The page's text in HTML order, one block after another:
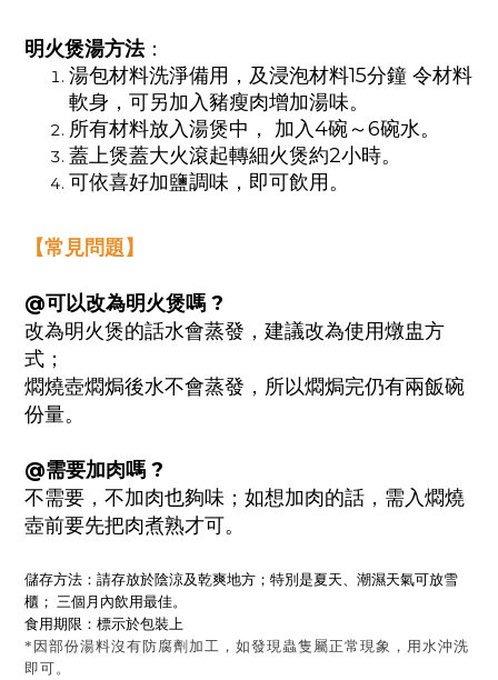
明火煲湯方法：
湯包材料洗淨備用，及浸泡材料15分鐘 令材料
軟身，可另加入豬瘦肉增加湯味。
所有材料放入湯煲中， 加入4碗～6碗水。
蓋上煲蓋大火滾起轉細火煲約2小時。
可依喜好加鹽調味，即可飲用。
【常見問題】
@可以改為明火煲嗎 ?
改為明火煲的話水會蒸發，建議改為使用燉盅方
式；
燜燒壺燜焗後水不會蒸發，所以燜焗完仍有兩飯碗
份量。
@需要加肉嗎 ?
不需要，不加肉也夠味；如想加肉的話，需入燜燒
壺前要先把肉煮熟才可。
儲存方法：請存放於陰涼及乾爽地方；特別是夏天、潮濕天氣可放雪
櫃； 三個月內飲用最佳。
食用期限：標示於包裝上
*因部份湯料沒有防腐劑加工，如發現蟲隻屬正常現象，用水沖洗
即可。